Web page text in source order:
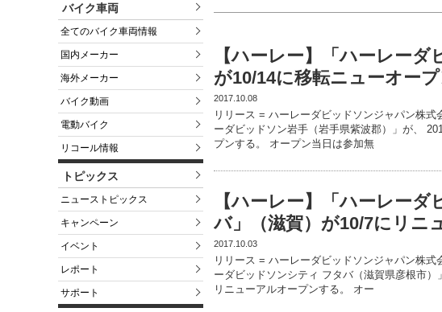
バイク車両
全てのバイク車両情報
国内メーカー
海外メーカー
バイク動画
電動バイク
リコール情報
トピックス
ニューストピックス
キャンペーン
イベント
レポート
サポート
【ハーレー】「ハーレーダ
が10/14に移転ニューオー
2017.10.08
リリース = ハーレーダビッドソンジャパン株式
ーダビッドソン岩手（岩手県紫波郡）」が、
プンする。 オープン当日は参加無
【ハーレー】「ハーレーダ
バ」（滋賀）が10/7にリニ
2017.10.03
リリース = ハーレーダビッドソンジャパン株式
ーダビッドソンシティ フタバ（滋賀県彦根市）
リニューアルオープンする。 オー